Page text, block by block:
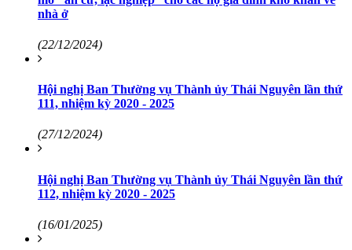
nhà ở
(22/12/2024)
Hội nghị Ban Thường vụ Thành ủy Thái Nguyên lần thứ
111, nhiệm kỳ 2020 - 2025
(27/12/2024)
Hội nghị Ban Thường vụ Thành ủy Thái Nguyên lần thứ
112, nhiệm kỳ 2020 - 2025
(16/01/2025)